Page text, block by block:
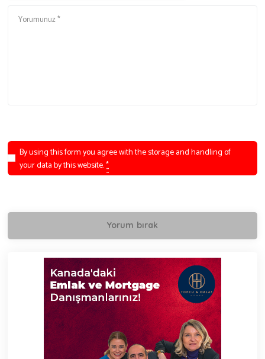
By using this form you agree with the storage and handling of
your data by this website.*